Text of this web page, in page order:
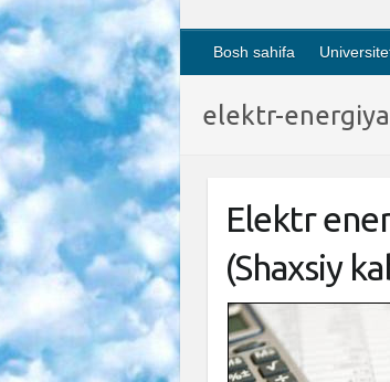
Bosh sahifa
elektr-energiya
Elektr
(Shaxsiy